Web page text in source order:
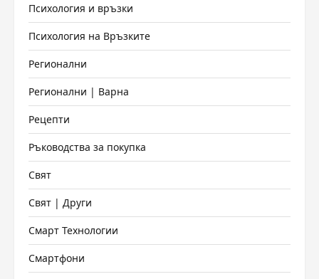
Психология и връзки
Психология на Връзките
Регионални
Регионални | Варна
Рецепти
Ръководства за покупка
Свят
Свят | Други
Смарт Технологии
Смартфони